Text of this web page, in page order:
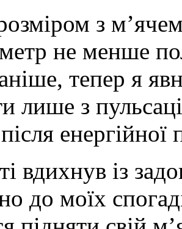
з
не менше
тепер я
лише з
енергійної
вдихнув із
до моїх